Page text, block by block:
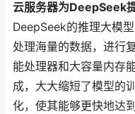
云服务器为DeepSeek
DeepSeek的推理大模
处理海量的数据，进行
能处理器和大容量内存
成，大大缩短了模型的
化，使其能够更快地达